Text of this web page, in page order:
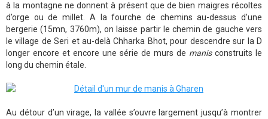
à la montagne ne donnent à présent que de bien maigres récoltes
d’orge ou de millet. A la fourche de chemins au-dessus d’une
bergerie (15mn, 3760m), on laisse partir le chemin de gauche vers
le village de Seri et au-delà Chharka Bhot, pour descendre sur la D
longer encore et encore une série de murs de manisconstruits le
long du chemin étale.
Au détour d’un virage, la vallée s’ouvre largement jusqu’à montrer